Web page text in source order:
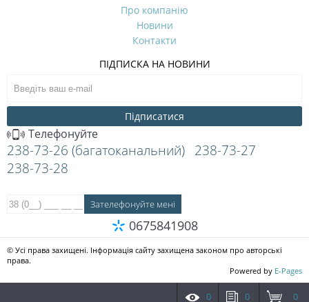
Про компанію
Новини
Контакти
ПІДПИСКА НА НОВИНИ
Підписатися
Телефонуйте
238-73-26 (багатоканальний) 238-73-27
238-73-28
0675841908
© Усі права захищені. Інформація сайту захищена законом про авторські
права.
Powered by E-Pages
0 0 0